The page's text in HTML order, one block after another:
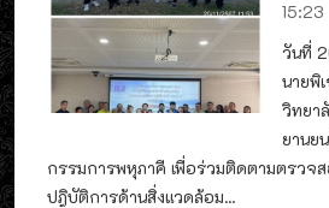
15:23
วันที่
นายพิ
วิทยา
ยานย
กรรมการพหุภาคี เพื่อร่วมติดตามตรวจ
ปฎิบัติการด้านสิ่งแวดล้อม...